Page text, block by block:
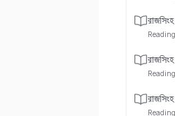
Reading
Reading
Reading